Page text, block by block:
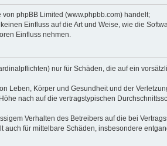
phpBB Limited (www.phpbb.com) handelt;
Einfluss auf die Art und Weise, wie die
Einfluss nehmen.
nur für Schäden, die auf ein
Leben, Körper und Gesundheit und der
nach auf die vertragstypischen
Verhalten des Betreibers auf die bei
für mittelbare Schäden, insbesondere